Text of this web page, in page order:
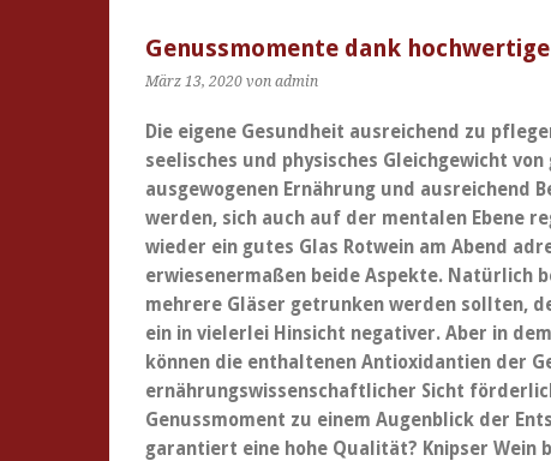
Genussmomente dank
März 13, 2020 von admin
Die eigene Gesundheit ausreichend zu
seelisches und physisches Gleichgewicht
ausgewogenen Ernährung und ausreichend
werden, sich auch auf der mentalen Ebene
wieder ein gutes Glas Rotwein am Abend
erwiesenermaßen beide Aspekte. Natürlich
mehrere Gläser getrunken werden sollten,
ein in vielerlei Hinsicht negativer. Aber in
können die enthaltenen Antioxidantien der
ernährungswissenschaftlicher Sicht
Genussmoment zu einem Augenblick der
garantiert eine hohe Qualität? Knipser Wein